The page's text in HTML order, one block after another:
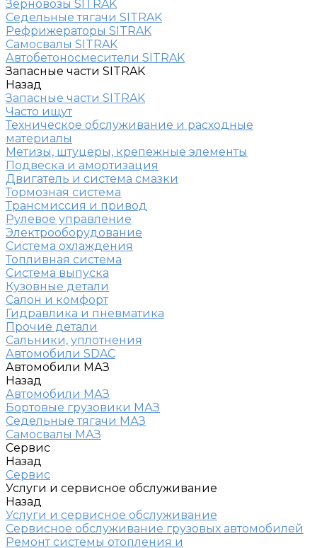
Зерновозы SITRAK
Седельные тягачи SITRAK
Рефрижераторы SITRAK
Самосвалы SITRAK
Автобетоносмесители SITRAK
Запасные части SITRAK
Назад
Запасные части SITRAK
Часто ищут
Техническое обслуживание и расходные
материалы
Метизы, штуцеры, крепежные элементы
Подвеска и амортизация
Двигатель и система смазки
Тормозная система
Трансмиссия и привод
Рулевое управление
Электрооборудование
Система охлаждения
Топливная система
Система выпуска
Кузовные детали
Салон и комфорт
Гидравлика и пневматика
Прочие детали
Сальники, уплотнения
Автомобили SDAC
Автомобили МАЗ
Назад
Автомобили МАЗ
Бортовые грузовики МАЗ
Седельные тягачи МАЗ
Самосвалы МАЗ
Сервис
Назад
Сервис
Услуги и сервисное обслуживание
Назад
Услуги и сервисное обслуживание
Сервисное обслуживание грузовых автомобилей
Ремонт системы отопления и